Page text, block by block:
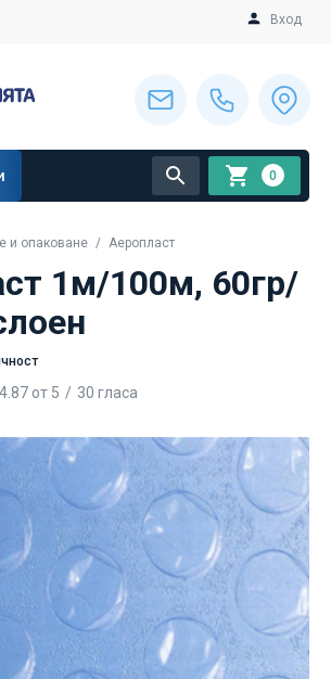
Вход
0
и опаковане Аеропласт
1м/100м, 60гр/
4.87 от 5 30 гласа